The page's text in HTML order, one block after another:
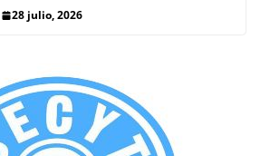
28 julio, 2026